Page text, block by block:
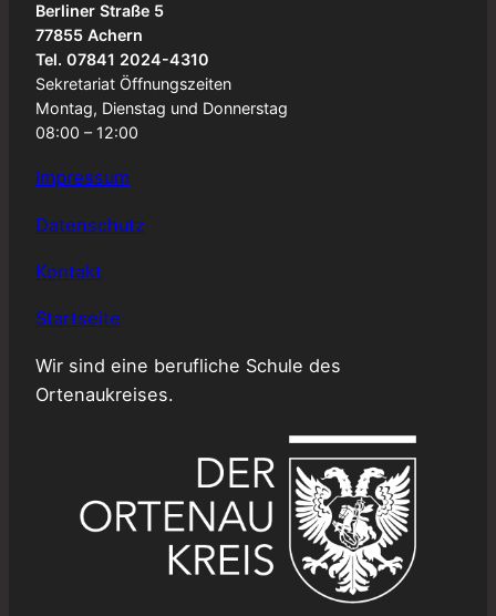
Berliner Straße 5
77855 Achern
Tel. 07841 2024-4310
Sekretariat Öffnungszeiten
Montag, Dienstag und Donnerstag
08:00 – 12:00
Impressum
Datenschutz
Kontakt
Startseite
Wir sind eine berufliche Schule des
Ortenaukreises.